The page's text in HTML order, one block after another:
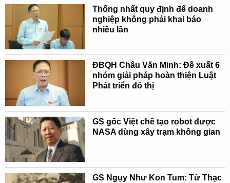
Thống nhất quy định để doanh
nghiệp không phải khai báo
nhiều lần
ĐBQH Châu Văn Minh: Đề xuất 6
nhóm giải pháp hoàn thiện Luật
Phát triển đô thị
GS gốc Việt chế tạo robot được
NASA dùng xây trạm không gian
GS Ngụy Như Kon Tum: Từ Thạc